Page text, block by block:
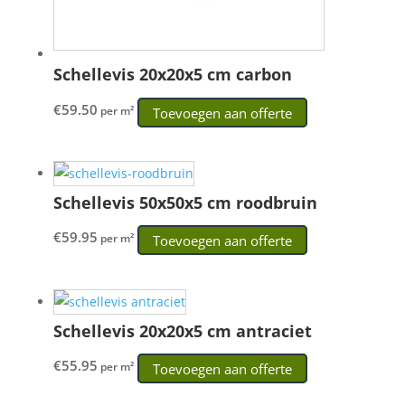
Schellevis 20x20x5 cm carbon
€59.50 per m² Toevoegen aan offerte
Schellevis 50x50x5 cm roodbruin
€59.95 per m² Toevoegen aan offerte
Schellevis 20x20x5 cm antraciet
€55.95 per m² Toevoegen aan offerte